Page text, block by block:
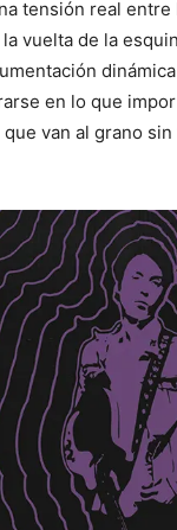
tensión real
vuelta de la
en lo que
van al grano sin